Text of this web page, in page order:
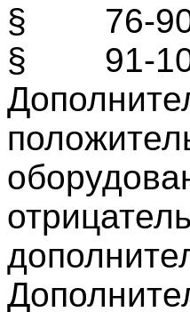
§
76-
§
91-